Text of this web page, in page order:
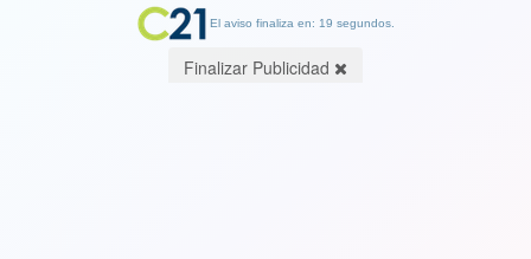
El aviso finaliza en: 19 segundos.
Finalizar Publicidad